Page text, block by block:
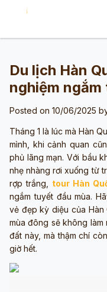
Du lịch Hàn
nghiệm
Posted on 10/06/2025
Tháng 1 là lúc mà Hàn
mình, khi cảnh quan
phủ lãng mạn. Với bầu
nhẹ nhàng rơi xuống từ
rợp trắng, tour Hàn
ngắm tuyết đầu mùa.
vẻ đẹp kỳ diệu của Hàn
mùa đông sẽ không
đất này, mà thậm chí
giờ hết.